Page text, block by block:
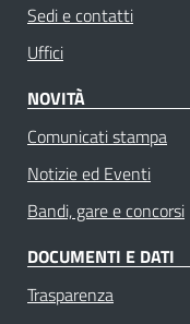
Sedi e contatti
Uffici
NOVITÀ
Comunicati stampa
Notizie ed Eventi
Bandi, gare e concorsi
DOCUMENTI E DATI
Trasparenza